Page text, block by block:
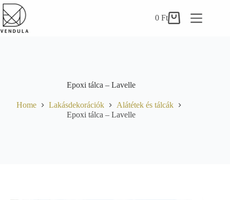
Skip
to
content
Shopping
0Ft
Epoxi tálca – Lavelle
Home Lakásdekorációk
Alátétek és tálcák
Epoxi tálca – Lavelle